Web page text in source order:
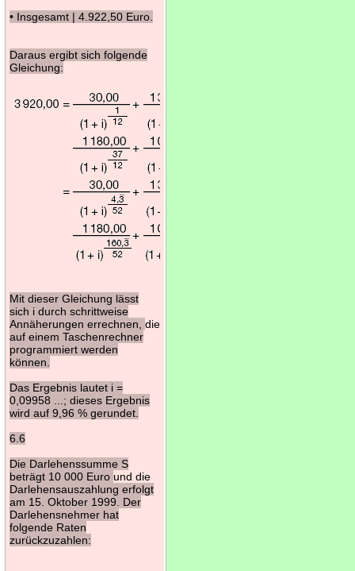
• Insgesamt | 4.922,50 Euro.
Daraus ergibt sich folgende
Gleichung:
Mit dieser Gleichung lässt
sich i durch schrittweise
Annäherungen errechnen,die
auf einem Taschenrechner
programmiert werden
können.
Das Ergebnis lautet i =
0,09958 ...; dieses Ergebnis
wird auf 9,96 % gerundet.
6.6
Die Darlehenssumme S
beträgt 10 000 Euround die
Darlehensauszahlung erfolgt
am 15. Oktober 1999. Der
Darlehensnehmer hat
folgende Raten
zurückzuzahlen: